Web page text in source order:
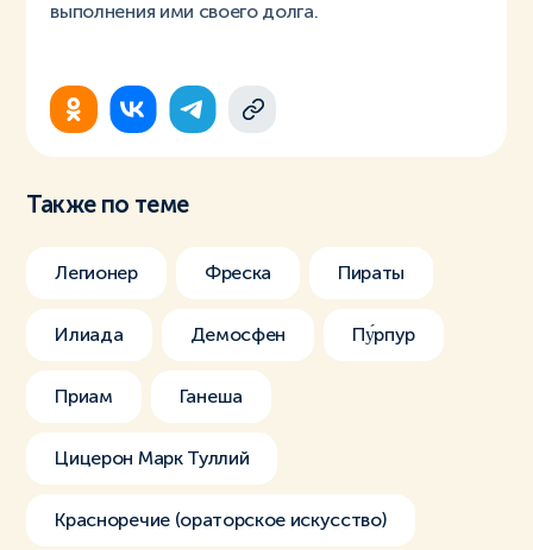
выполнения ими своего долга.
Также по теме
Легионер Фреска Пираты
Илиада Демосфен Пу́рпур
Приам Ганеша
Цицерон Марк Туллий
Красноречие (ораторское искусство)